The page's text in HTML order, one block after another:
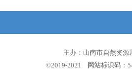
主办：山南市自然资
©2019-2021 网站标识码：